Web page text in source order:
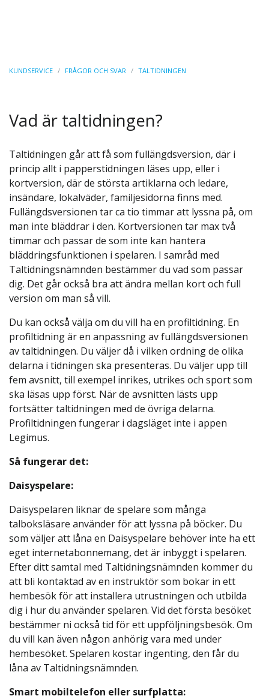
KUNDSERVICE / FRÅGOR OCH SVAR / TALTIDNINGEN
Vad är taltidningen?
Taltidningen går att få som fullängdsversion, där i
princip allt i papperstidningen läses upp, eller i
kortversion, där de största artiklarna och ledare,
insändare, lokalväder, familjesidorna finns med.
Fullängdsversionen tar ca tio timmar att lyssna på, om
man inte bläddrar i den. Kortversionen tar max två
timmar och passar de som inte kan hantera
bläddringsfunktionen i spelaren. I samråd med
Taltidningsnämnden bestämmer du vad som passar
dig. Det går också bra att ändra mellan kort och full
version om man så vill.
Du kan också välja om du vill ha en profiltidning. En
profiltidning är en anpassning av fullängdsversionen
av taltidningen. Du väljer då i vilken ordning de olika
delarna i tidningen ska presenteras. Du väljer upp till
fem avsnitt, till exempel inrikes, utrikes och sport som
ska läsas upp först. När de avsnitten lästs upp
fortsätter taltidningen med de övriga delarna.
Profiltidningen fungerar i dagsläget inte i appen
Legimus.
Så fungerar det:
Daisyspelare:
Daisyspelaren liknar de spelare som många
talboksläsare använder för att lyssna på böcker. Du
som väljer att låna en Daisyspelare behöver inte ha ett
eget internetabonnemang, det är inbyggt i spelaren.
Efter ditt samtal med Taltidningsnämnden kommer du
att bli kontaktad av en instruktör som bokar in ett
hembesök för att installera utrustningen och utbilda
dig i hur du använder spelaren. Vid det första besöket
bestämmer ni också tid för ett uppföljningsbesök. Om
du vill kan även någon anhörig vara med under
hembesöket. Spelaren kostar ingenting, den får du
låna av Taltidningsnämnden.
Smart mobiltelefon eller surfplatta: